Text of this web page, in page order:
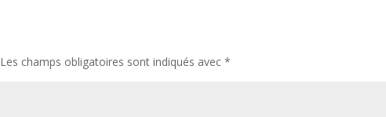
Les champs obligatoires sont indiqués avec*